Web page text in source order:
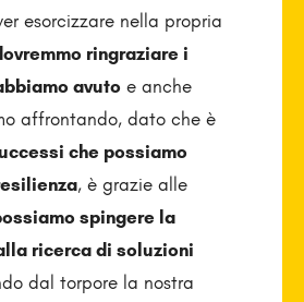
esorcizzare nella propria
ringraziare i
avuto e anche
affrontando, dato che è
che possiamo
, è grazie alle
spingere la
ricerca di soluzioni
dal torpore la nostra